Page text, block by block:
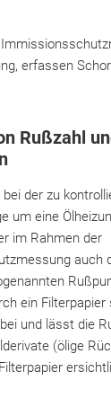
erfassen
Rußzahl
der zu
um eine
im Rahmen der
auch
ein Filterpapier
und lässt die
(ölige